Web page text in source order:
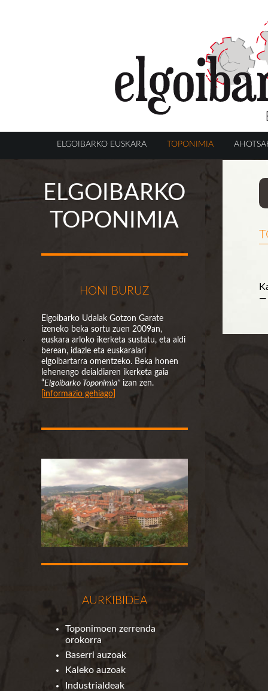
ELGOIBARKO EUSKARA TOPONIMIA
ELGOIBARKO
TOPONIMIA
HONI BURUZ
Elgoibarko Udalak Gotzon Garate
izeneko beka sortu zuen 2009an,
euskara arloko ikerketa sustatu, eta aldi
berean, idazle eta euskaralari
elgoibartarra omentzeko. Beka honen
lehenengo deialdiaren ikerketa gaia
“Elgoibarko Toponimia”izan zen.
[informazio gehiago]
AURKIBIDEA
Toponimoen zerrenda
orokorra
Baserri auzoak
Kaleko auzoak
Industrialdeak
—